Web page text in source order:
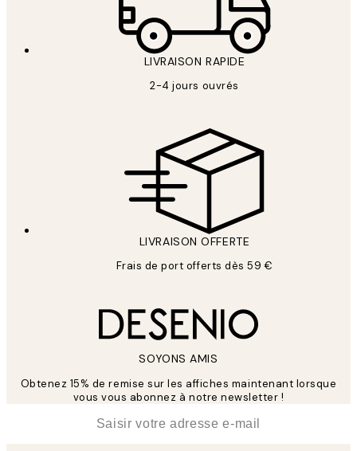
LIVRAISON RAPIDE
2-4 jours ouvrés
LIVRAISON OFFERTE
Frais de port offerts dès 59 €
SOYONS AMIS
Obtenez 15% de remise sur les affiches maintenant lorsque
vous vous abonnez à notre newsletter !